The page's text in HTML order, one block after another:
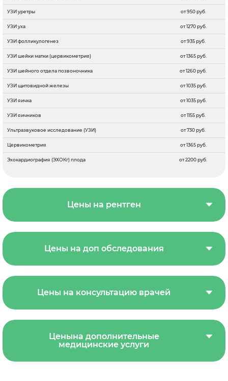
УЗИ уретры от 950 руб.
УЗИ уха от 1270 руб.
УЗИ фолликулогенез от 935 руб.
УЗИ шейки матки (цервикометрия) от 1365 руб.
УЗИ шейного отдела позвоночника от 1260 руб.
УЗИ щитовидной железы от 1035 руб.
УЗИ яичка от 1035 руб.
УЗИ яичников от 1155 руб.
Ультразвуковое исследование (УЗИ) от 730 руб.
Цервикометрия от 1365 руб.
Эхокардиография (ЭХОКг) плода от 2200 руб.
Цены на рентген
Цены на доп обследования
Цены на консультацию врачей
Ценына дополнительные
медицинские услуги